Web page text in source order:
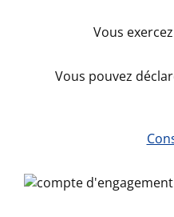
Vous
Vous pouvez